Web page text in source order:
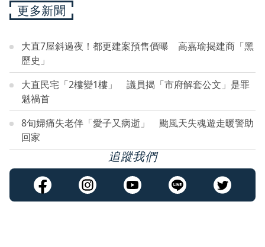
更多新聞
大直7屋斜過夜！都更建案預售價曝 高嘉瑜揭建商「黑
歷史」
大直民宅「2樓變1樓」 議員揭「市府解套公文」是罪
魁禍首
8旬婦痛失老伴「愛子又病逝」 颱風天失魂遊走暖警助
回家
追蹤我們